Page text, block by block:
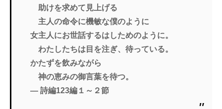
助けを求めて見上げる
主人の命令に機敏な僕のように
女主人にお世話するはしためのように。
わたしたちは目を注ぎ、待っている。
かたずを飲みながら
神の恵みの御言葉を待つ。
― 詩編123編１～２節